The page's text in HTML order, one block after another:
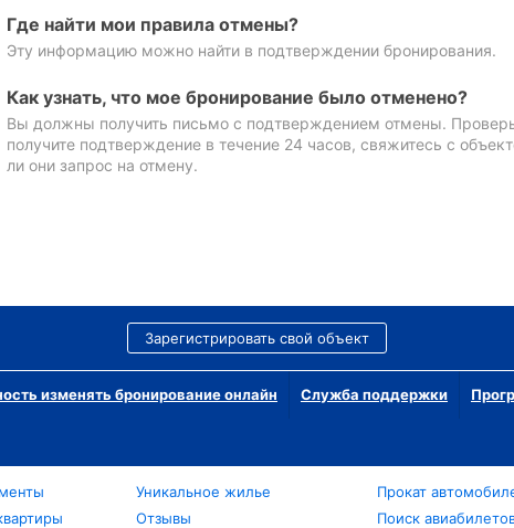
Где найти мои правила отмены?
Эту информацию можно найти в подтверждении бронирования.
Как узнать, что мое бронирование было отменено?
Вы должны получить письмо с подтверждением отмены.
получите подтверждение в течение 24 часов, свяжитесь с
ли они запрос на отмену.
Зарегистрировать свой объект
изменять бронирование онлайн Служба поддержки
Уникальное жилье
Отзывы
Прокат
Поиск